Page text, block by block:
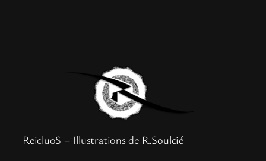
ReicluoS – Illustrations de R.Soulcié